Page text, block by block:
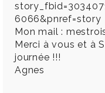
6066&pnref=story
Mon mail :
Merci à vous et à
journée !!!
Agnes